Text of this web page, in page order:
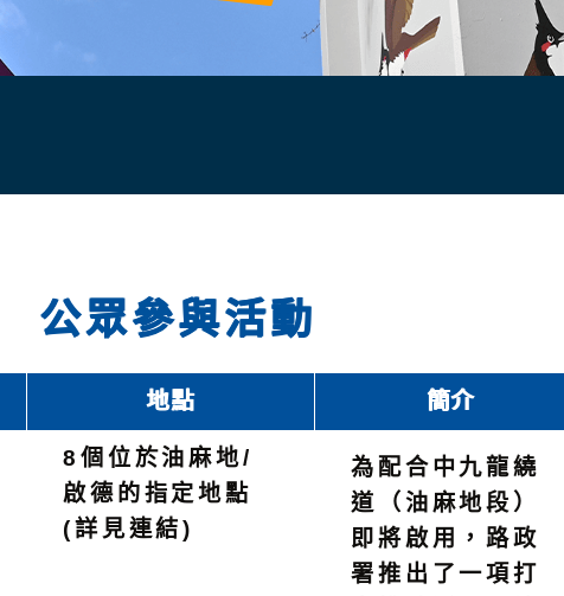
公眾參與活動
地點 簡介
8個位於油麻地/
啟德的指定地點
(詳見連結)
為配合中九龍繞
道（油麻地段）
即將啟用，路政
署推出了一項打